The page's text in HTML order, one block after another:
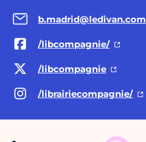
b.madrid@ledivan.com
/libcompagnie/
/libcompagnie
/librairiecompagnie/